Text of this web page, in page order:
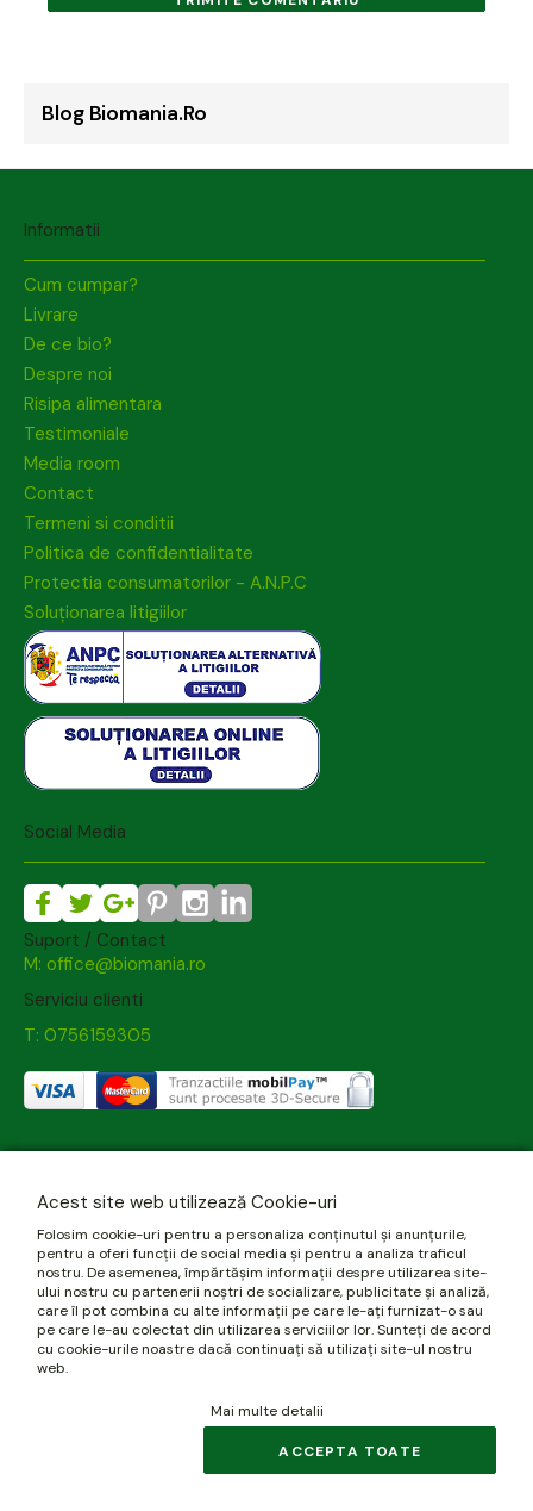
Blog Biomania.ro
Informatii
Cum cumpar?
Livrare
De ce bio?
Despre noi
Risipa alimentara
Testimoniale
Media room
Contact
Termeni si conditii
Politica de confidentialitate
Protectia consumatorilor - A.N.P.C
Soluționarea litigiilor
Social Media
Suport / Contact
M: office@biomania.ro
Serviciu clienti
T: 0756159305
Acest site web utilizează Cookie-uri
Folosim cookie-uri pentru a personaliza conținutul și anunțurile,
pentru a oferi funcții de social media și pentru a analiza traficul
nostru. De asemenea, împărtășim informații despre utilizarea site-
ului nostru cu partenerii noștri de socializare, publicitate și analiză,
care îl pot combina cu alte informații pe care le-ați furnizat-o sau
pe care le-au colectat din utilizarea serviciilor lor. Sunteți de acord
cu cookie-urile noastre dacă continuați să utilizați site-ul nostru
web.
Mai multe detalii
ACCEPTA TOATE
© 2026 biomania.ro | Powered byblugento.